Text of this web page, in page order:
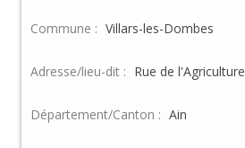
Commune : Villars-les-Dombes
Adresse/lieu-dit : Rue de l'Agriculture
Département/Canton : Ain